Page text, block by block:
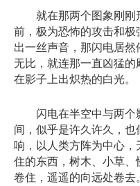
就在那两个图象刚刚
前，极为恐怖的攻击和
出一丝声音，那闪电居
无比，就连那一直凶猛
在影子上出炽热的白光。
闪电在半空中与两个
间，似乎是许久许久，也
响，以人类方阵为中心
住的东西，树木、小草
卷住，遥遥的向远处卷去